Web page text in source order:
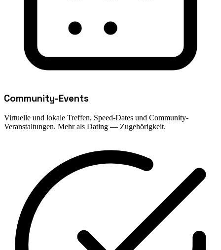
Community-Events
Virtuelle und lokale Treffen, Speed-Dates und Community-
Veranstaltungen. Mehr als Dating — Zugehörigkeit.